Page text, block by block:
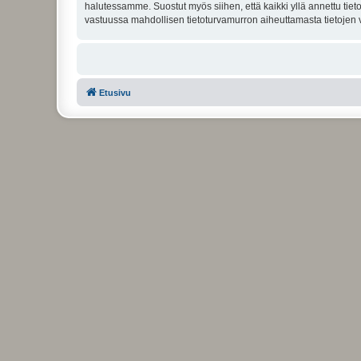
halutessamme. Suostut myös siihen, että kaikki yllä annettu
vastuussa mahdollisen tietoturvamurron aiheuttamasta
Etusivu